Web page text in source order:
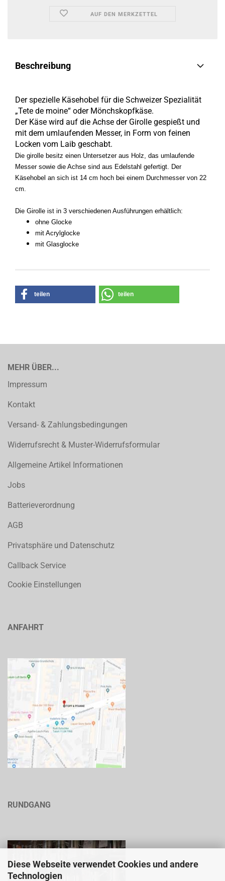
Diese Webseite verwendet Cookies und andere
Technologien
AUF DEN MERKZETTEL
Beschreibung
Der spezielle Käsehobel für die Schweizer Spezialität
„Tete de moine“ oder Mönchskopfkäse.
Der Käse wird auf die Achse der Girolle gespießt und
mit dem umlaufenden Messer, in Form von feinen
Locken vom Laib geschabt.
Die girolle besitz einen Untersetzer aus Holz, das umlaufende
Messer sowie die Achse sind aus Edelstahl gefertigt. Der
Käsehobel an sich ist 14 cm hoch bei einem Durchmesser von 22
cm.
Die Girolle ist in 3 verschiedenen Ausführungen erhältlich:
ohne Glocke
mit Acrylglocke
mit Glasglocke
teilen teilen
MEHR ÜBER...
Impressum
Kontakt
Versand- & Zahlungsbedingungen
Widerrufsrecht & Muster-Widerrufsformular
Allgemeine Artikel Informationen
Jobs
Batterieverordnung
AGB
Privatsphäre und Datenschutz
Callback Service
Cookie Einstellungen
ANFAHRT
RUNDGANG